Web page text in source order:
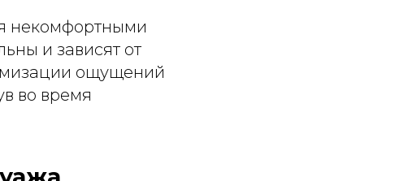
некомфортными
и зависят от
ощущений
во время